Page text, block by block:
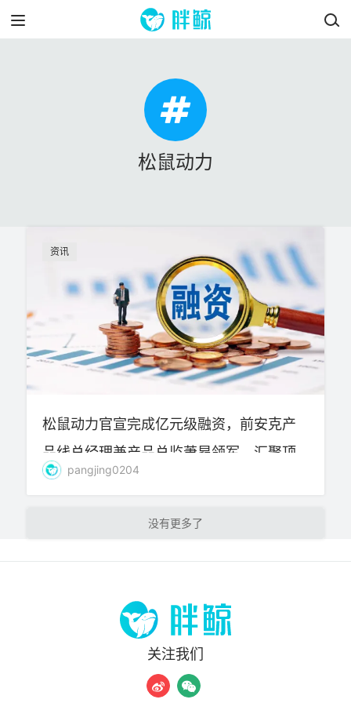
松鼠动力
资讯
松鼠动力官宣完成亿元级融资，前安克产
品线总经理兼产品总监萧昂领军，汇聚顶
尖团队打造智能电动房车
pangjing0204
加载更多
关注我们